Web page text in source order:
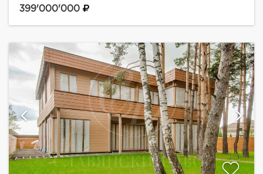
джакузи, спальня на первом...
399'000'000